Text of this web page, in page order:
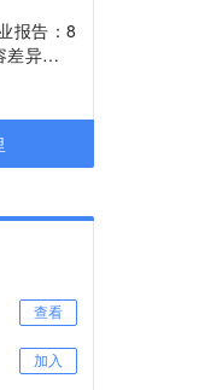
报告：8
异格局
向“精
查看
加入